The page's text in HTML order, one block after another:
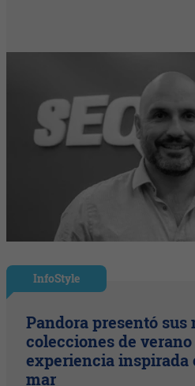
InfoStyle
Pandora presentó sus
colecciones de
experiencia inspirada
mar